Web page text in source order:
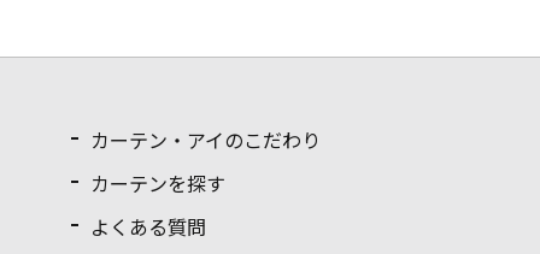
カーテン・アイのこだわり
カーテンを探す
よくある質問